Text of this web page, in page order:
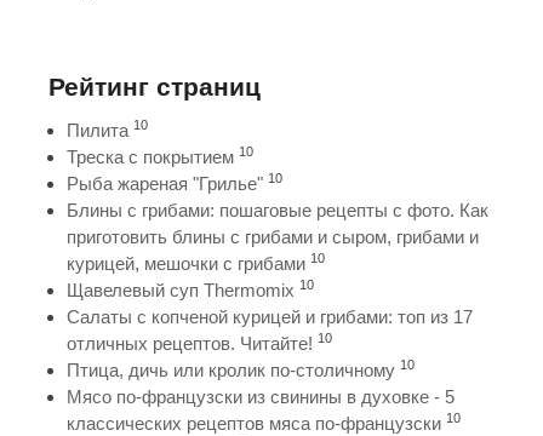
Рейтинг страниц
Пилита 10
Треска с покрытием 10
Рыба жареная "Грилье" 10
Блины с грибами: пошаговые рецепты с фото. Как
приготовить блины с грибами и сыром, грибами и
курицей, мешочки с грибами 10
Щавелевый суп Thermomix 10
Салаты с копченой курицей и грибами: топ из 17
отличных рецептов. Читайте! 10
Птица, дичь или кролик по-столичному 10
Мясо по-французски из свинины в духовке - 5
классических рецептов мяса по-французски 10